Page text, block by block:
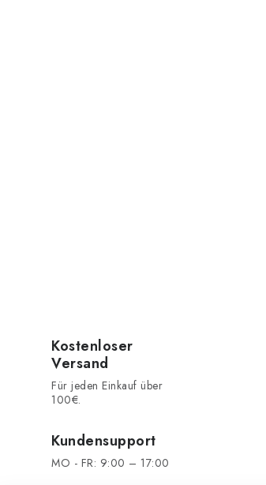
Kostenloser
Versand
Für jeden Einkauf über
100€.
Kundensupport
MO - FR: 9:00 – 17:00